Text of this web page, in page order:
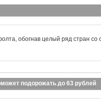
обогнав целый ряд стран со
подорожать до 63 рублей